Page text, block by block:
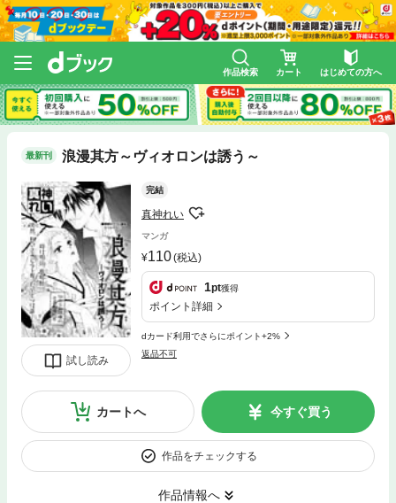
作品検索 カート はじめての方へ
最新刊 浪漫其方～ヴィオロンは誘う～
試し読み
完結
真神れい
マンガ
110(税込)
1pt獲得
ポイント詳細
dカード利用でさらにポイント+2%
返品不可
カートへ 今すぐ買う
作品をチェックする
作品情報へ